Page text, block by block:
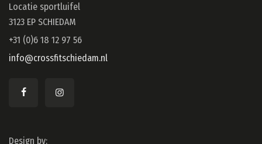
Locatie sportluifel
3123 EP SCHIEDAM
+31 (0)6 18 12 97 56
info@crossfitschiedam.nl
Design by: